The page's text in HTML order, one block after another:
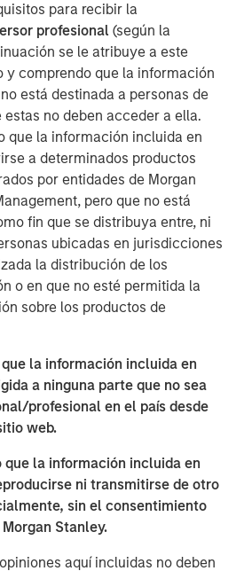
para recibir la
profesional(según la
se le atribuye a este
y comprendo que la información
está destinada a personas de
estas no deben acceder a ella.
que la información incluida en
a determinados productos
por entidades de Morgan
pero que no está
fin que se distribuya entre, ni
ubicadas en jurisdicciones
la distribución de los
o en que no esté permitida la
sobre los productos de
la información incluida en
a ninguna parte que no sea
profesional en el país desde
web.
que la información incluida en
ni transmitirse de otro
sin el consentimiento
Stanley.
aquí incluidas no deben
and perils of pattern
investors often cite as a basis for
when applied
also be misleading and lead to
recognition, discuss when it
review why it may be
ways to help improve it.
tends to work well in stable
cause and effect are clear and
but poorly where causality
culture fosters collaboration,
and differentiated